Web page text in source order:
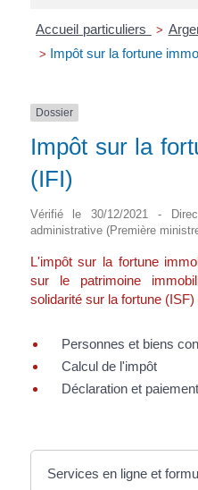
Accueil particuliers >
> Impôt sur la fortune
Dossier
Impôt sur la
(IFI)
Vérifié le 30/12/2021 -
administrative (Première
L'impôt sur la fortune
sur le patrimoine
solidarité sur la fortune (ISF)
Personnes et biens
Calcul de l'impôt
Déclaration et paiement
Services en ligne et